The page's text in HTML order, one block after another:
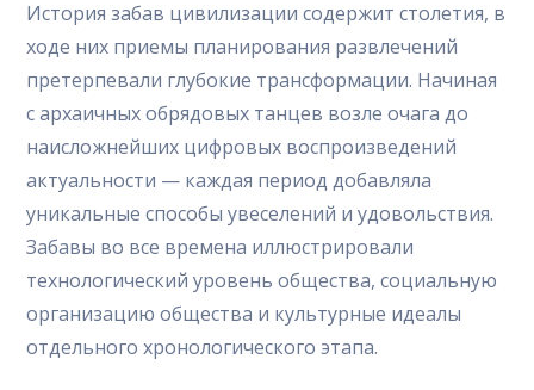
История забав цивилизации содержит столетия, в
ходе них приемы планирования развлечений
претерпевали глубокие трансформации. Начиная
с архаичных обрядовых танцев возле очага до
наисложнейших цифровых воспроизведений
актуальности — каждая период добавляла
уникальные способы увеселений и удовольствия.
Забавы во все времена иллюстрировали
технологический уровень общества, социальную
организацию общества и культурные идеалы
отдельного хронологического этапа.